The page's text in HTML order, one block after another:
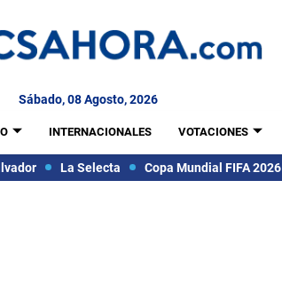
Sábado, 08 Agosto, 2026
INTERNACIONALES VOTACIONES
La Selecta Copa Mundial FIFA 2026